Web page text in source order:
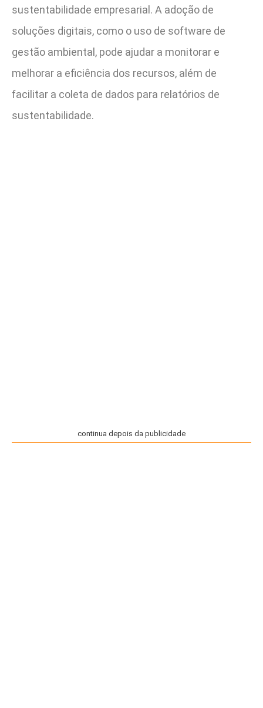
sustentabilidade empresarial. A adoção de
soluções digitais, como o uso de software de
gestão ambiental, pode ajudar a monitorar e
melhorar a eficiência dos recursos, além de
facilitar a coleta de dados para relatórios de
sustentabilidade.
continua depois da publicidade